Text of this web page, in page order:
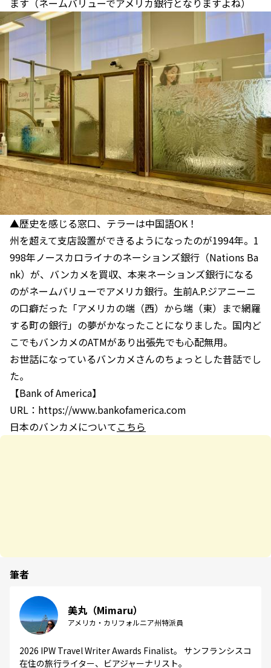
ます（ネームバリューでアメリカ銀行となりますよね）
▲歴史を感じる窓口、テラーは中国語OK！
州を超えて支店設置ができるようになったのが1994年。1
998年ノースカロライナのネーションズ銀行（Nations Ba
nk）が、バンカメを買収、本来ネーションズ銀行になる
のがネームバリューでアメリカ銀行。生前A.P.ジアニーニ
の口癖だった「アメリカの端（西）から端（東）まで網羅
する町の銀行」の夢がかなったことになりました。国内ど
こでもバンカメのATMがあり出張先でも心配無用。
お世話になっているバンカメさんのちょっとした昔話でし
た。
【Bank of America】
URL：https://www.bankofamerica.com
日本のバンカメについてこちら
筆者
美丸（Mimaru）
アメリカ・カリフォルニア州特派員
2026 IPW Travel Writer Awards Finalist。 サンフランシスコ
在住の旅行ライター、ビアジャーナリスト。